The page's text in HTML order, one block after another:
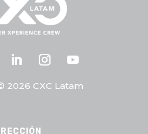
2026 CXC Latam